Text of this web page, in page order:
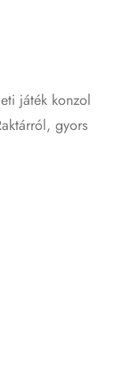
játék konzol
gyors